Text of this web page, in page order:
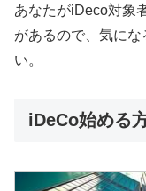
あなたがiDeco対象
があるので、気に
い。
iDeCo始める